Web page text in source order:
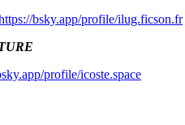
bsky.app/profile/ilug.ficson.fr
profile/icoste.space